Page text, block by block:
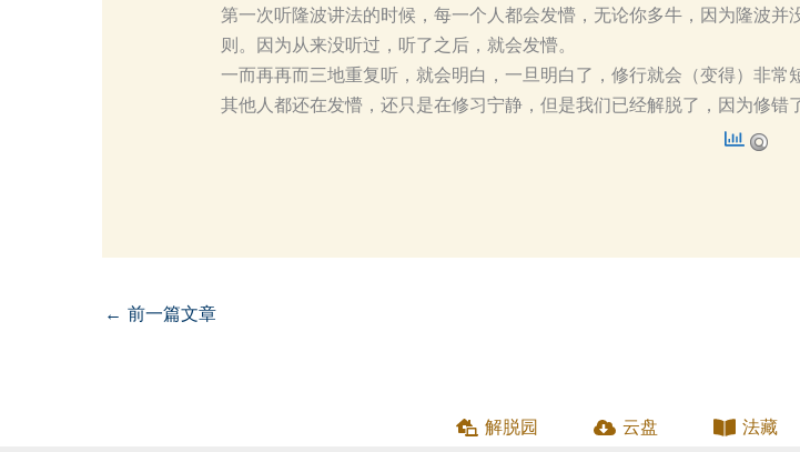
第一次听隆波讲法的时候，每一个人都会发懵，无论你多牛，因为隆波
则。因为从来没听过，听了之后，就会发懵。
一而再再而三地重复听，就会明白，一旦明白了，修行就会（变得）非常
其他人都还在发懵，还只是在修习宁静，但是我们已经解脱了，因为修错
← 前一篇文章
解脱园 云盘 法藏